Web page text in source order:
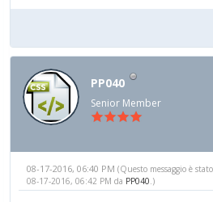
PP040
Senior Member
08-17-2016, 06:40 PM (Questo messaggio è
08-17-2016, 06:42 PM da PP040.)